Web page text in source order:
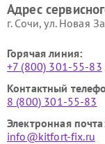
Kitfort
Адрес
г. Сочи, ул. Новая
Горячая линия:
+7 (800) 301-55-83
Контактный
8 (800) 301-55-83
Электронная
info@kitfort-fix.ru